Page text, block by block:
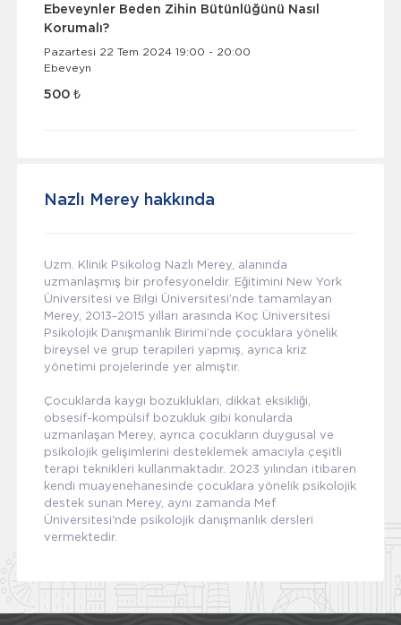
Ebeveynler Beden Zihin Bütünlüğünü Nasıl
Korumalı?
Pazartesi 22 Tem 2024 19:00 - 20:00
Ebeveyn
500 ₺
Nazlı Merey hakkında
Uzm. Klinik Psikolog Nazlı Merey, alanında
uzmanlaşmış bir profesyoneldir. Eğitimini New York
Üniversitesi ve Bilgi Üniversitesi’nde tamamlayan
Merey, 2013-2015 yılları arasında Koç Üniversitesi
Psikolojik Danışmanlık Birimi’nde çocuklara yönelik
bireysel ve grup terapileri yapmış, ayrıca kriz
yönetimi projelerinde yer almıştır.
Çocuklarda kaygı bozuklukları, dikkat eksikliği,
obsesif-kompülsif bozukluk gibi konularda
uzmanlaşan Merey, ayrıca çocukların duygusal ve
psikolojik gelişimlerini desteklemek amacıyla çeşitli
terapi teknikleri kullanmaktadır. 2023 yılından itibaren
kendi muayenehanesinde çocuklara yönelik psikolojik
destek sunan Merey, aynı zamanda Mef
Üniversitesi'nde psikolojik danışmanlık dersleri
vermektedir.